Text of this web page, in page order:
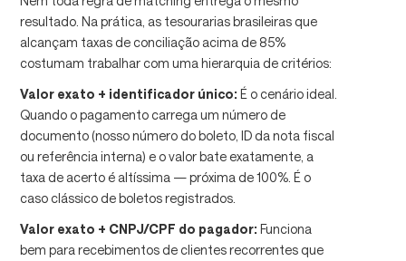
resultado. Na prática, as tesourarias brasileiras que
alcançam taxas de conciliação acima de 85%
costumam trabalhar com uma hierarquia de critérios:
Valor exato + identificador único: É o cenário ideal.
Quando o pagamento carrega um número de
documento (nosso número do boleto, ID da nota fiscal
ou referência interna) e o valor bate exatamente, a
taxa de acerto é altíssima — próxima de 100%. É o
caso clássico de boletos registrados.
Valor exato + CNPJ/CPF do pagador: Funciona
bem para recebimentos de clientes recorrentes que